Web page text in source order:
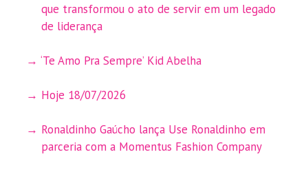
que transformou o ato de servir em um legado
de liderança
‘Te Amo Pra Sempre’ Kid Abelha
Hoje 18/07/2026
Ronaldinho Gaúcho lança Use Ronaldinho em
parceria com a Momentus Fashion Company